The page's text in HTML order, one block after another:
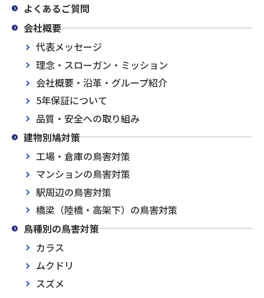
よくあるご質問
会社概要
代表メッセージ
理念・スローガン・ミッション
会社概要・沿革・グループ紹介
5年保証について
品質・安全への取り組み
建物別鳩対策
工場・倉庫の鳥害対策
マンションの鳥害対策
駅周辺の鳥害対策
橋梁（陸橋・高架下）の鳥害対策
鳥種別の鳥害対策
カラス
ムクドリ
スズメ